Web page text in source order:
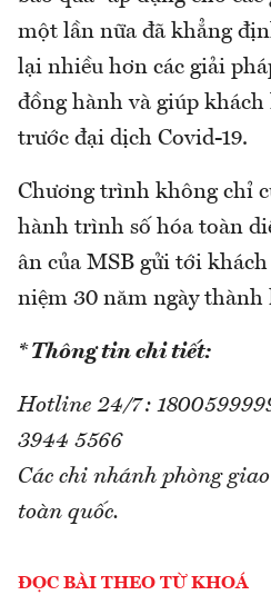
một lần nữa đã khẳng
lại nhiều hơn các giải
đồng hành và giúp
trước đại dịch Covid-19.
Chương trình không chỉ
hành trình số hóa toàn
ân của MSB gửi tới
niệm 30 năm ngày thành
* Thông tin chi tiết:
Hotline 24/7:
3944 5566
Các chi nhánh phòng
toàn quốc.
ĐỌC BÀI THEO TỪ KHOÁ